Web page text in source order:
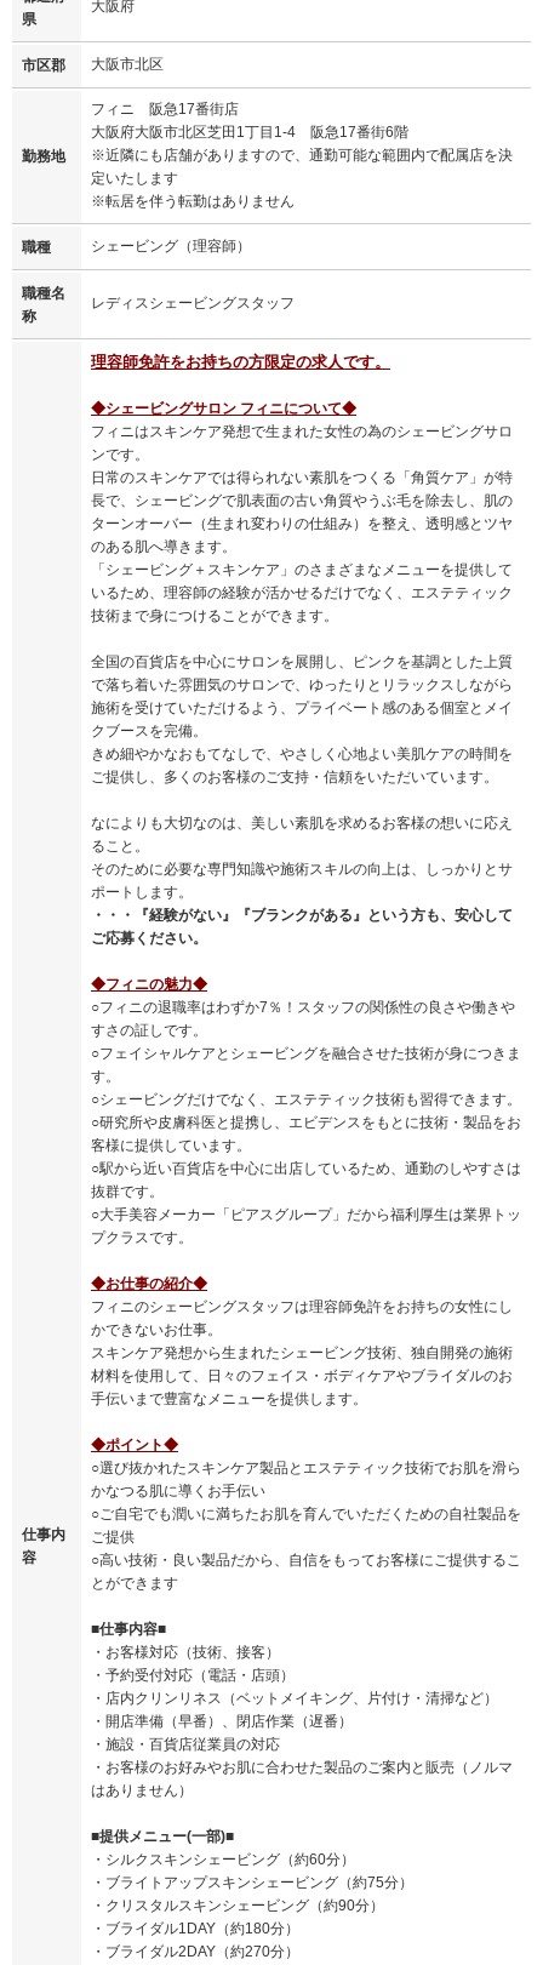
県
大阪府
市区郡 大阪市北区
勤務地
フィニ 阪急17番街店
大阪府大阪市北区芝田1丁目1-4 阪急17番街6階
※近隣にも店舗がありますので、通勤可能な範囲内で配属店を決
定いたします
※転居を伴う転勤はありません
職種 シェービング（理容師）
職種名
称
レディスシェービングスタッフ
仕事内
容
理容師免許をお持ちの方限定の求人です。
◆シェービングサロン フィニについて◆
フィニはスキンケア発想で生まれた女性の為のシェービングサロ
ンです。
日常のスキンケアでは得られない素肌をつくる「角質ケア」が特
長で、シェービングで肌表面の古い角質やうぶ毛を除去し、肌の
ターンオーバー（生まれ変わりの仕組み）を整え、透明感とツヤ
のある肌へ導きます。
「シェービング＋スキンケア」のさまざまなメニューを提供して
いるため、理容師の経験が活かせるだけでなく、エステティック
技術まで身につけることができます。
全国の百貨店を中心にサロンを展開し、ピンクを基調とした上質
で落ち着いた雰囲気のサロンで、ゆったりとリラックスしながら
施術を受けていただけるよう、プライベート感のある個室とメイ
クブースを完備。
きめ細やかなおもてなしで、やさしく心地よい美肌ケアの時間を
ご提供し、多くのお客様のご支持・信頼をいただいています。
なによりも大切なのは、美しい素肌を求めるお客様の想いに応え
ること。
そのために必要な専門知識や施術スキルの向上は、しっかりとサ
ポートします。
・・・『経験がない』『ブランクがある』という方も、安心して
ご応募ください。
◆フィニの魅力◆
○フィニの退職率はわずか7％！スタッフの関係性の良さや働きや
すさの証しです。
○フェイシャルケアとシェービングを融合させた技術が身につきま
す。
○シェービングだけでなく、エステティック技術も習得できます。
○研究所や皮膚科医と提携し、エビデンスをもとに技術・製品をお
客様に提供しています。
○駅から近い百貨店を中心に出店しているため、通勤のしやすさは
抜群です。
○大手美容メーカー「ピアスグループ」だから福利厚生は業界トッ
プクラスです。
◆お仕事の紹介◆
フィニのシェービングスタッフは理容師免許をお持ちの女性にし
かできないお仕事。
スキンケア発想から生まれたシェービング技術、独自開発の施術
材料を使用して、日々のフェイス・ボディケアやブライダルのお
手伝いまで豊富なメニューを提供します。
◆ポイント◆
○選び抜かれたスキンケア製品とエステティック技術でお肌を滑ら
かなつる肌に導くお手伝い
○ご自宅でも潤いに満ちたお肌を育んでいただくための自社製品を
ご提供
○高い技術・良い製品だから、自信をもってお客様にご提供するこ
とができます
■仕事内容■
・お客様対応（技術、接客）
・予約受付対応（電話・店頭）
・店内クリンリネス（ベットメイキング、片付け・清掃など）
・開店準備（早番）、閉店作業（遅番）
・施設・百貨店従業員の対応
・お客様のお好みやお肌に合わせた製品のご案内と販売（ノルマ
はありません）
■提供メニュー(一部)■
・シルクスキンシェービング（約60分）
・ブライトアップスキンシェービング（約75分）
・クリスタルスキンシェービング（約90分）
・ブライダル1DAY（約180分）
・ブライダル2DAY（約270分）